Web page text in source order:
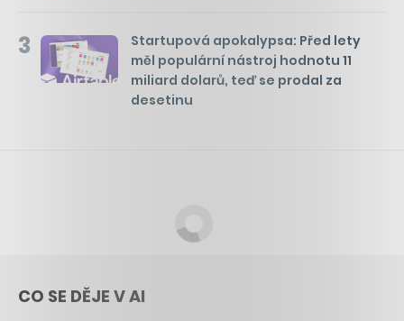
3
Startupová apokalypsa: Před lety
měl populární nástroj hodnotu 11
miliard dolarů, teď se prodal za
desetinu
CO SE DĚJE V AI